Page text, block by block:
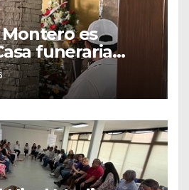
es
funeraria